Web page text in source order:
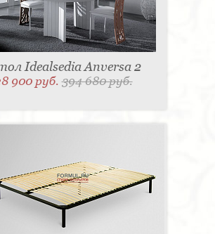
Idealsedia Anversa 2
900 руб.394 680 руб.